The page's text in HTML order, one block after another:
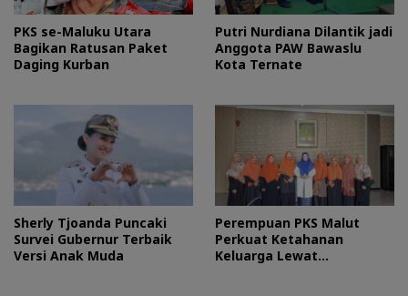
PKS se-Maluku Utara
Bagikan Ratusan Paket
Daging Kurban
Putri Nurdiana Dilantik jadi
Anggota PAW Bawaslu
Kota Ternate
Sherly Tjoanda Puncaki
Survei Gubernur Terbaik
Versi Anak Muda
Perempuan PKS Malut
Perkuat Ketahanan
Keluarga Lewat